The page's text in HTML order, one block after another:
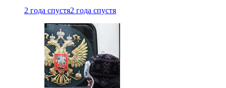
2 года спустя2 года спустя